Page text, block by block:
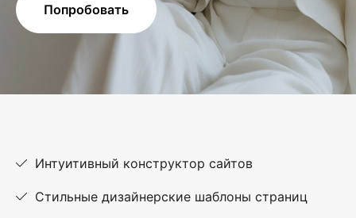
Попробовать
Интуитивный конструктор сайтов
Стильные дизайнерские шаблоны страниц